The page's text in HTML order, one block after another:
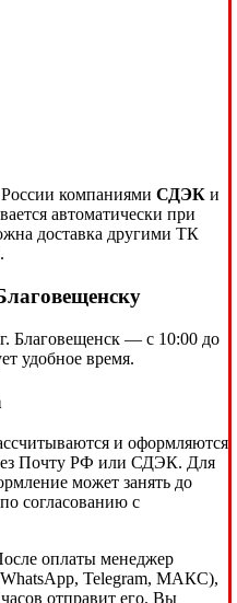
компаниями СДЭК и
автоматически при
доставка другими ТК
Благовещенск — с 10:00 до
удобное время.
и оформляются
Почту РФ или СДЭК. Для
может занять до
согласованию с
оплаты менеджер
Telegram, МАКС),
отправит его. Вы